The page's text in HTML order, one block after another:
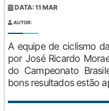
DATA: 11 MAR
AUTOR:
A equipe de ciclismo
por José Ricardo
do Campeonato
bons resultados estão